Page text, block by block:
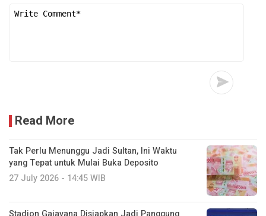
Read More
Tak Perlu Menunggu Jadi Sultan, Ini Waktu
yang Tepat untuk Mulai Buka Deposito
27 July 2026 - 14:45 WIB